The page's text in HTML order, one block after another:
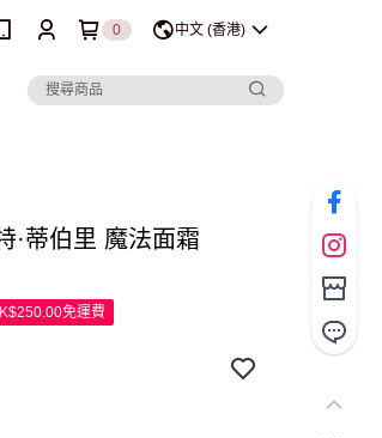
0 中文 (香港)
·蒂伯里 魔法面霜
免運費